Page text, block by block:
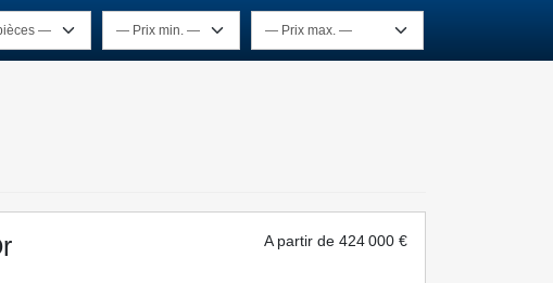
A partir de 424 000 €